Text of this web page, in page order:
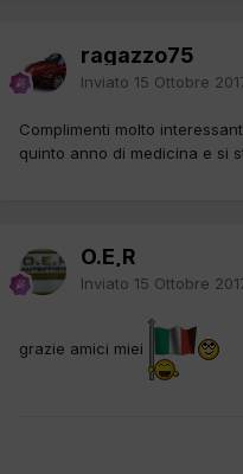
ragazzo75
Inviato 15 Ottobre
Complimenti molto
quinto anno di medicina e si
O.E,R
Inviato 15 Ottobre
grazie amici miei